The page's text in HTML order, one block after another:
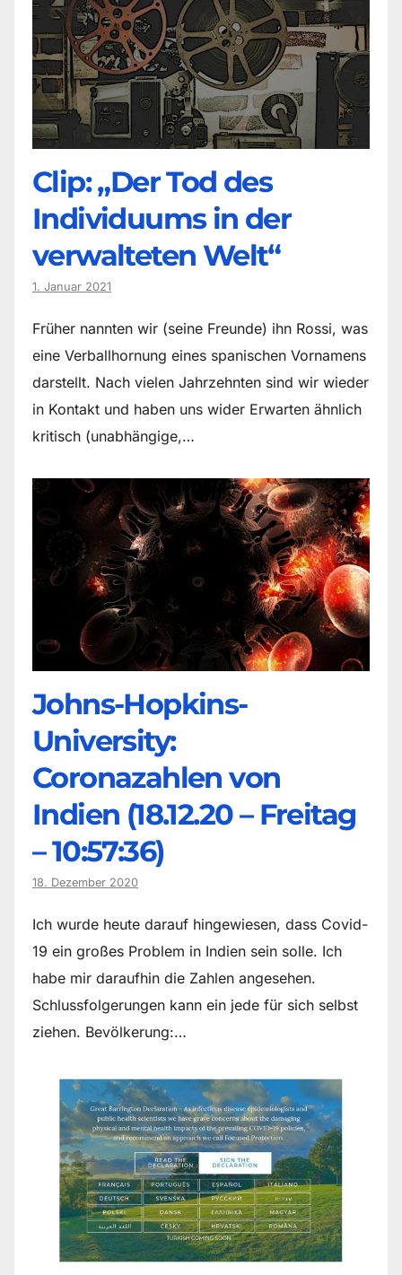
Clip: „Der Tod des
Individuums in der
verwalteten Welt“
1. Januar 2021
Früher nannten wir (seine Freunde) ihn Rossi, was
eine Verballhornung eines spanischen Vornamens
darstellt. Nach vielen Jahrzehnten sind wir wieder
in Kontakt und haben uns wider Erwarten ähnlich
kritisch (unabhängige,…
Johns-Hopkins-
University:
Coronazahlen von
Indien (18.12.20 – Freitag
– 10:57:36)
18. Dezember 2020
Ich wurde heute darauf hingewiesen, dass Covid-
19 ein großes Problem in Indien sein solle. Ich
habe mir daraufhin die Zahlen angesehen.
Schlussfolgerungen kann ein jede für sich selbst
ziehen. Bevölkerung:…